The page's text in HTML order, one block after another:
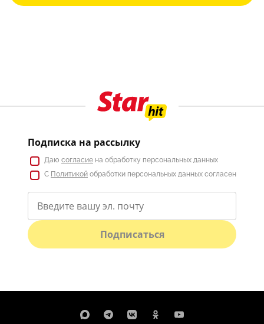
Подписка на рассылку
Даю согласие на обработку персональных данных
С Политикой обработки персональных данных согласен
Подписаться